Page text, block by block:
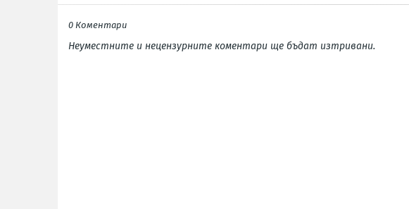
0 Коментари
Неуместните и нецензурните коментари ще бъдат изтривани.